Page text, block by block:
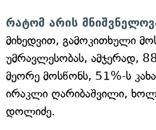
რატომ არის
მიხედვით, გამოკითხული
უმრავლესობას, ამჯერად,
მეორე მოსწონს, 51%-ს
ირაკლი ღარიბაშვილი,
დოლიძე.